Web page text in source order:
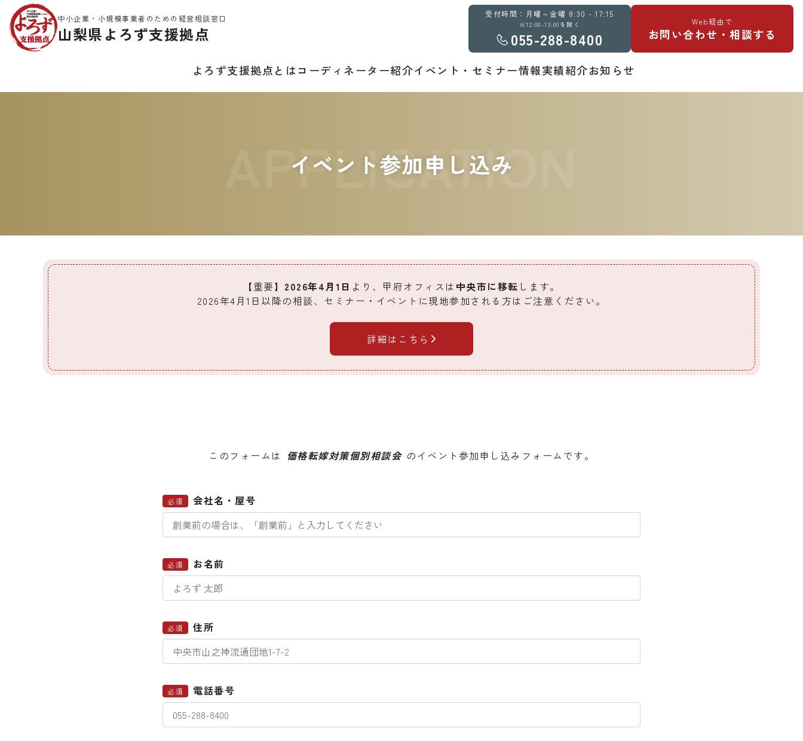
中小企業・小規模事業者のための経営相談窓口
山梨県よろず支援拠点
受付時間：月曜～金曜 8:30 - 17:15
※12:00-13:00を除く
055-288-8400
Web経由で
お問い合わせ・相談する
よろず支援拠点とはコーディネーター紹介イベント・セミナー情報実績紹介お知らせ
イベント参加申し込み
APPLICATION
【重要】 2026年4月1日 より、甲府オフィスは 中央市に移転 します。
2026年4月1日以降の相談、セミナー・イベントに現地参加される方はご注意ください。
詳細はこちら
このフォームは 価格転嫁対策個別相談会 のイベント参加申し込みフォームです。
必須 会社名・屋号
必須 お名前
必須 住所
必須 電話番号